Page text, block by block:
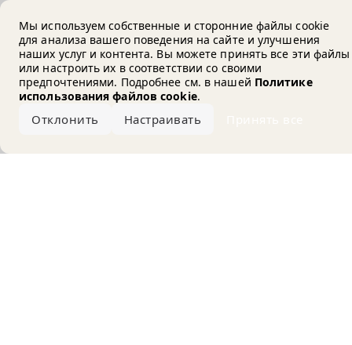
Мы используем собственные и сторонние файлы cookie
для анализа вашего поведения на сайте и улучшения
наших услуг и контента. Вы можете принять все эти файлы
или настроить их в соответствии со своими
предпочтениями. Подробнее см. в нашей Политике
использования файлов cookie.
Отклонить Настраивать
Error loading the brand